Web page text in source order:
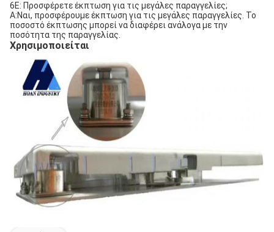
6Ε: Προσφέρετε έκπτωση για τις μεγάλες παραγγελίες;
Α:Ναι, προσφέρουμε έκπτωση για τις μεγάλες παραγγελίες. Το
ποσοστό έκπτωσης μπορεί να διαφέρει ανάλογα με την
ποσότητα της παραγγελίας.
Χρησιμοποιείται